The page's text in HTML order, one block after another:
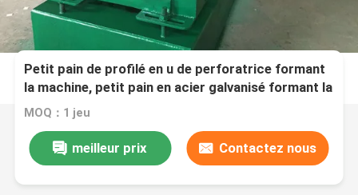
Petit pain de profilé en u de perforatrice formant
la machine, petit pain en acier galvanisé formant la
machine
MOQ：1 jeu
meilleur prix Contactez nous